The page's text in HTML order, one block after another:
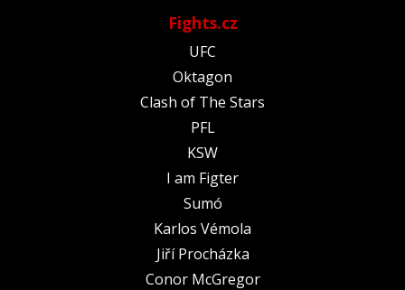
Fights.cz
UFC
Oktagon
Clash of The Stars
PFL
KSW
I am Figter
Sumó
Karlos Vémola
Jiří Procházka
Conor McGregor